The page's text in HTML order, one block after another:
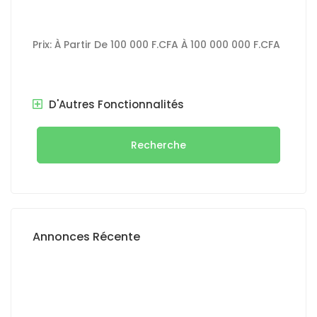
Prix: À Partir De 100 000 F.CFA À 100 000 000 F.CFA
D'Autres Fonctionnalités
Recherche
Annonces Récente